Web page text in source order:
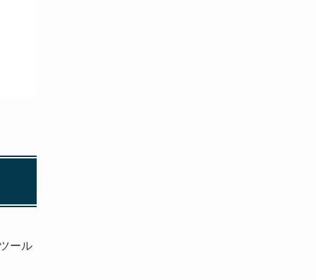
ール